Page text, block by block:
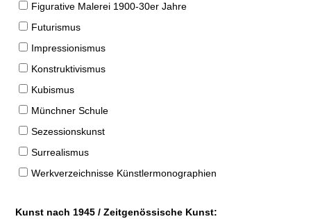
Figurative Malerei 1900-30er Jahre
Futurismus
Impressionismus
Konstruktivismus
Kubismus
Münchner Schule
Sezessionskunst
Surrealismus
Werkverzeichnisse Künstlermonographien
Kunst nach 1945 / Zeitgenössische Kunst: